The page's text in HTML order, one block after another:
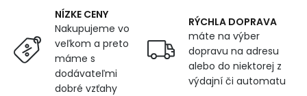
NÍZKE CENY
Nakupujeme vo
veľkom a preto
máme s
dodávateľmi
dobré vzťahy
RÝCHLA DOPRAVA
máte na výber
dopravu na adresu
alebo do niektorej z
výdajní či automatu